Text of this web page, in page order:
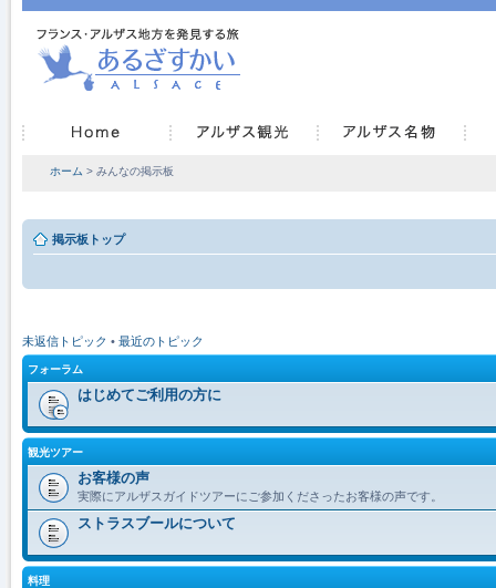
ホーム > みんなの掲示板
掲示板トップ
未返信トピック • 最近のトピック
フォーラム
はじめてご利用の方に
観光ツアー
お客様の声
実際にアルザスガイドツアーにご参加くださったお客様の声です。
ストラスブールについて
料理